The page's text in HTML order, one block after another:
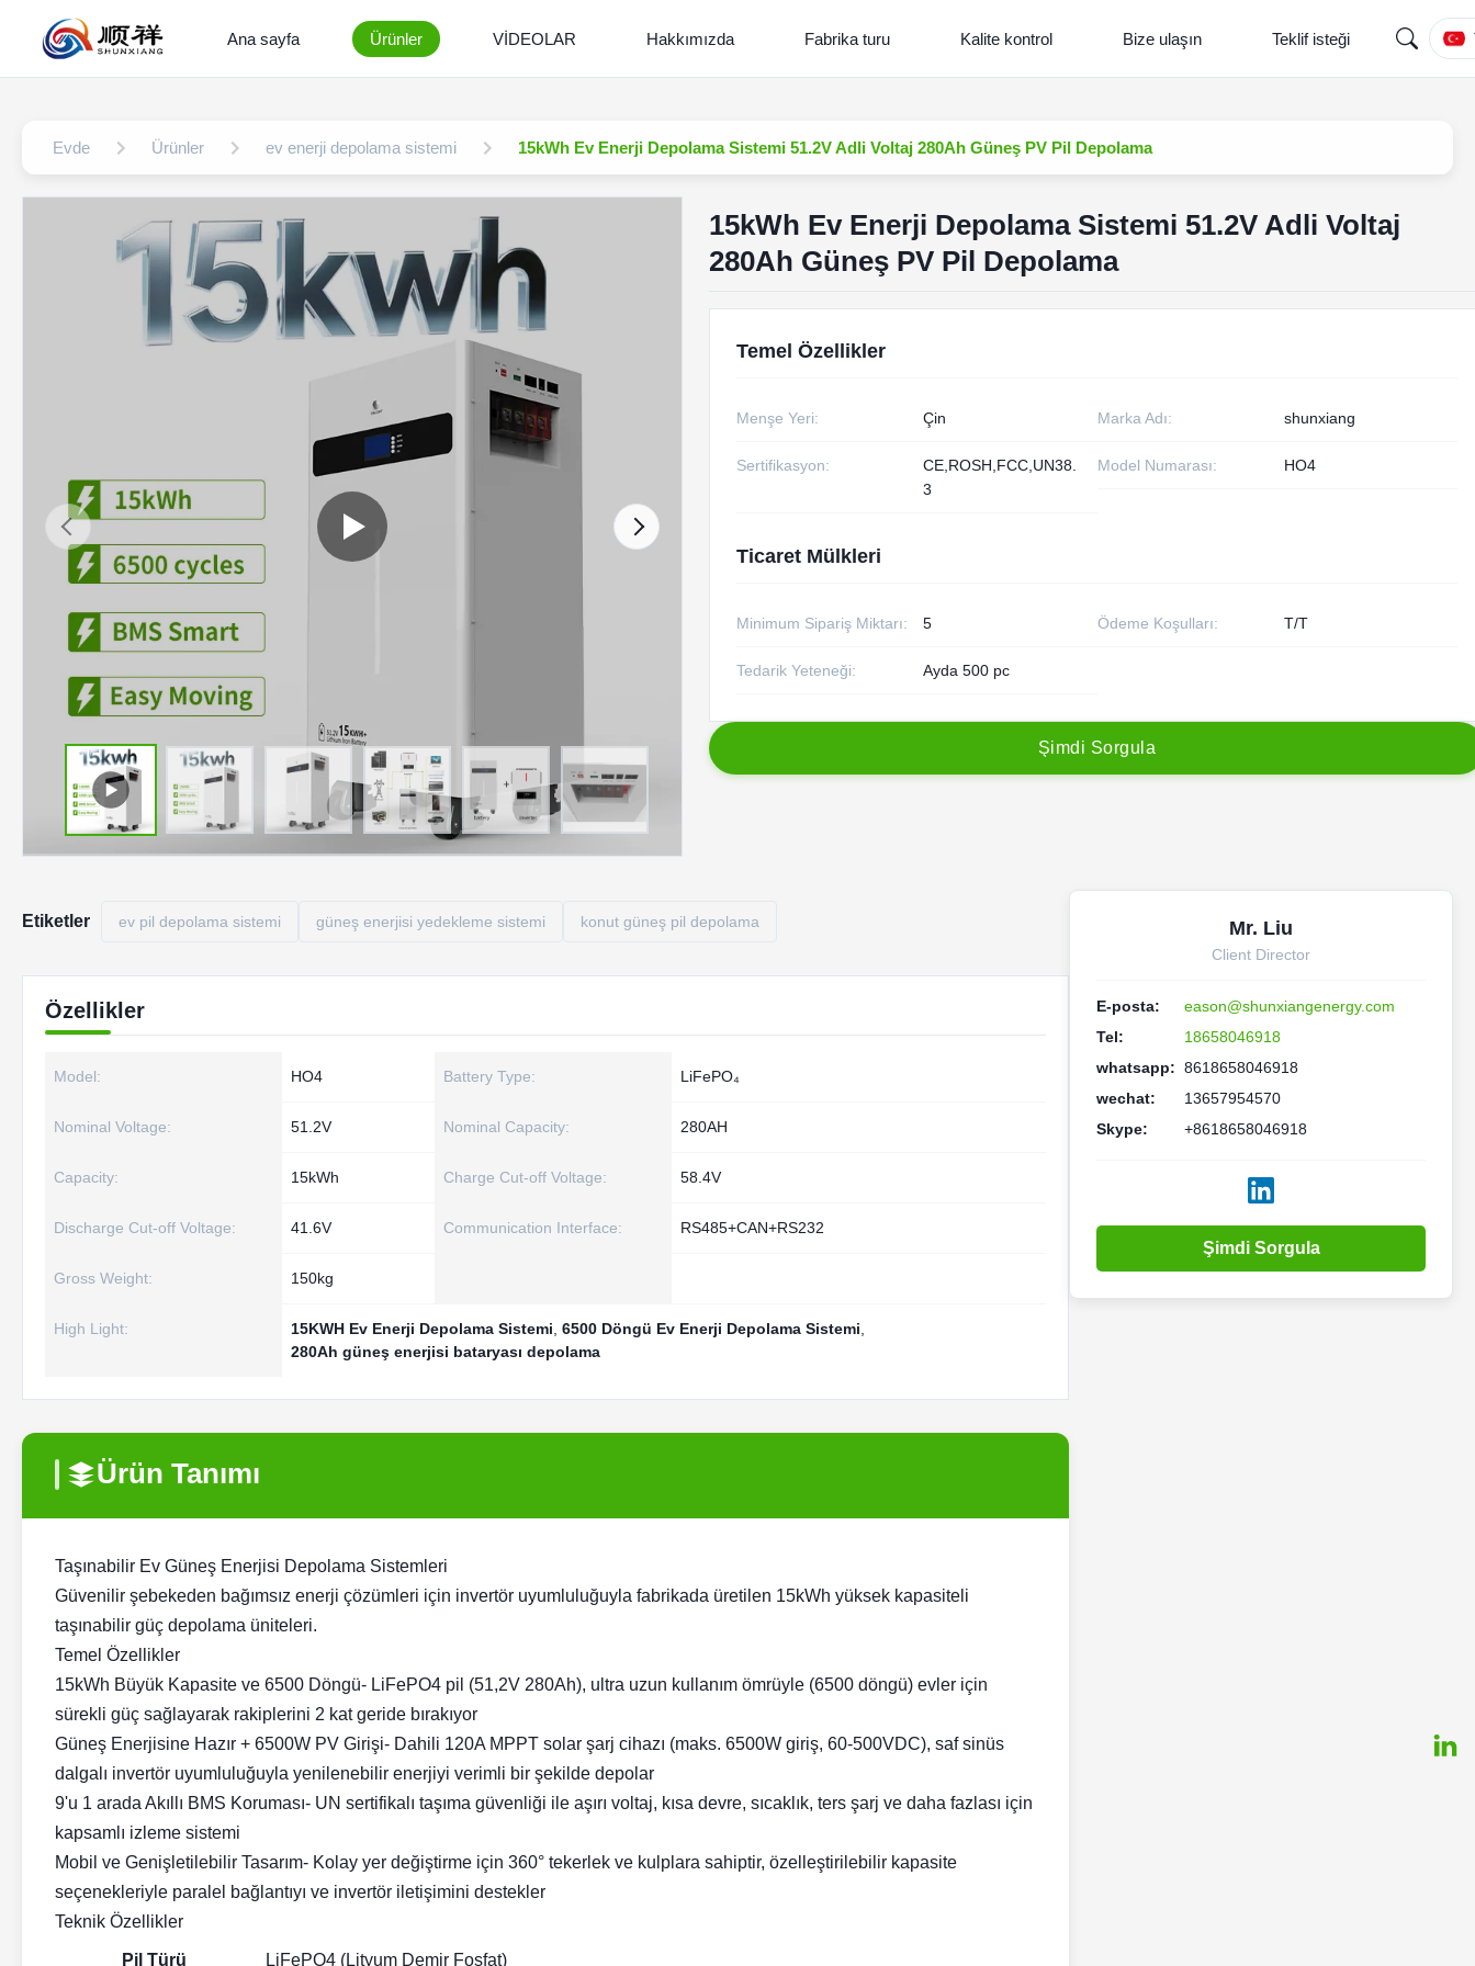
Ana sayfa Ürünler VİDEOLAR Hakkımızda Fabrika turu Kalite kontrol Bize ulaşın Teklif isteği
Evde Ürünler ev enerji depolama sistemi 15kWh Ev Enerji Depolama Sistemi 51.2V Adli Voltaj 280Ah Güneş PV Pil Depolama
15kWh Ev Enerji Depolama Sistemi 51.2V Adli Voltaj
280Ah Güneş PV Pil Depolama
Temel Özellikler
Menşe Yeri: Çin Marka Adı: shunxiang
Sertifikasyon:
CE,ROSH,FCC,UN38.
3
Model Numarası: HO4
Ticaret Mülkleri
Minimum Sipariş Miktarı: 5 Ödeme Koşulları: T/T
Tedarik Yeteneği: Ayda 500 pc
Şimd i Sorgu a
Etiketler ev pil depolama sistemi güneş enerjisi yedekleme sistemi konut güneş pil depolama
Özellikler
Model: HO4 Battery Type: LiFePO₄
Nominal Voltage: 51.2V Nominal Capacity: 280AH
Capacity: 15kWh Charge Cut-off Voltage: 58.4V
Discharge Cut-off Voltage: 41.6V Communication Interface: RS485+CAN+RS232
Gross Weight: 150kg
High Light: 15KWH Ev Enerji Depolama Sistemi 6500 Döngü Ev Enerji Depolama Sistemi
280Ah güneş enerjisi bataryası depolama
Ürün Tanımı
Taşınabilir Ev Güneş Enerjisi Depolama Sistemleri
Güvenilir şebekeden bağımsız enerji çözümleri için invertör uyumluluğuyla fabrikada üretilen 15kWh yüksek kapasiteli
taşınabilir güç depolama üniteleri.
Temel Özellikler
15kWh Büyük Kapasite ve 6500 Döngü- LiFePO4 pil (51,2V 280Ah), ultra uzun kullanım ömrüyle (6500 döngü) evler için
sürekli güç sağlayarak rakiplerini 2 kat geride bırakıyor
Güneş Enerjisine Hazır + 6500W PV Girişi- Dahili 120A MPPT solar şarj cihazı (maks. 6500W giriş, 60-500VDC), saf sinüs
dalgalı invertör uyumluluğuyla yenilenebilir enerjiyi verimli bir şekilde depolar
9'u 1 arada Akıllı BMS Koruması- UN sertifikalı taşıma güvenliği ile aşırı voltaj, kısa devre, sıcaklık, ters şarj ve daha fazlası için
kapsamlı izleme sistemi
Mobil ve Genişletilebilir Tasarım- Kolay yer değiştirme için 360° tekerlek ve kulplara sahiptir, özelleştirilebilir kapasite
seçenekleriyle paralel bağlantıyı ve invertör iletişimini destekler
Teknik Özellikler
Pil Türü LiFePO4 (Lityum Demir Fosfat)
Mr. Liu
Client Director
E-posta:
eason@shunxiangenergy.com
Tel:
18658046918
whatsapp: 8618658046918
wechat:
13657954570
Skype:
+8618658046918
Şimdi Sorgula